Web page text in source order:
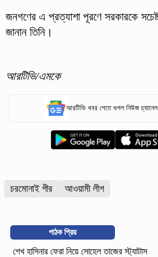
জনগণের এ প্রত্যাশা পূরণে সরকারকে
জানান তিনি।
আরটিভি/এমকে
আরটিভি খবর পেতে গুগল নিউজ
চরমোনাই পীর আওয়ামী লীগ
পাঠক প্রিয়
শেখ হাসিনার ফেরা নিয়ে সোহেল তাজের স্ট্যাটাস